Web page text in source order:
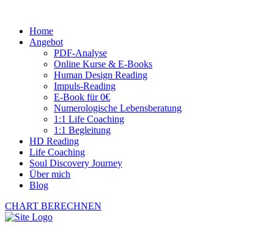
Home
Angebot
PDF-Analyse
Online Kurse & E-Books
Human Design Reading
Impuls-Reading
E-Book für 0€
Numerologische Lebensberatung
1:1 Life Coaching
1:1 Begleitung
HD Reading
Life Coaching
Soul Discovery Journey
Über mich
Blog
CHART BERECHNEN